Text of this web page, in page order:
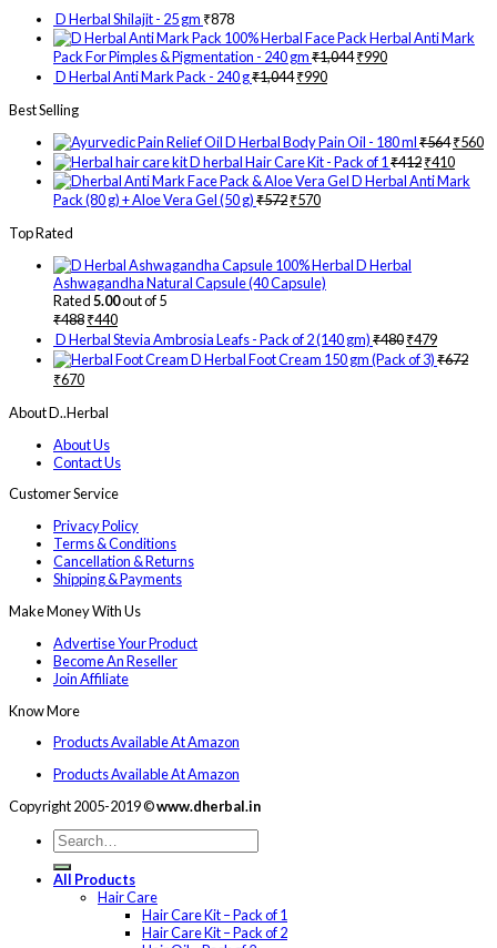
D Herbal Shilajit - 25 gm ₹878
Herbal Anti Mark
Pack For Pimples & Pigmentation - 240 gm₹1,044₹990
D Herbal Anti Mark Pack - 240 g₹1,044₹990
Best Selling
D Herbal Body Pain Oil - 180 ml₹564₹560
D herbal Hair Care Kit - Pack of 1₹412₹410
D Herbal Anti Mark
Pack (80 g) + Aloe Vera Gel (50 g)₹572₹570
Top Rated
D Herbal
Ashwagandha Natural Capsule (40 Capsule)
Rated5.00out of 5
₹488₹440
D Herbal Stevia Ambrosia Leafs - Pack of 2 (140 gm)₹480₹479
D Herbal Foot Cream 150 gm (Pack of 3)₹672
₹670
About D..Herbal
About Us
Contact Us
Customer Service
Privacy Policy
Terms & Conditions
Cancellation & Returns
Shipping & Payments
Make Money With Us
Advertise Your Product
Become An Reseller
Join Affiliate
Know More
Products Available At Amazon
Products Available At Amazon
Copyright 2005-2019 ©www.dherbal.in
All Products
Hair Care
Hair Care Kit – Pack of 1
Hair Care Kit – Pack of 2